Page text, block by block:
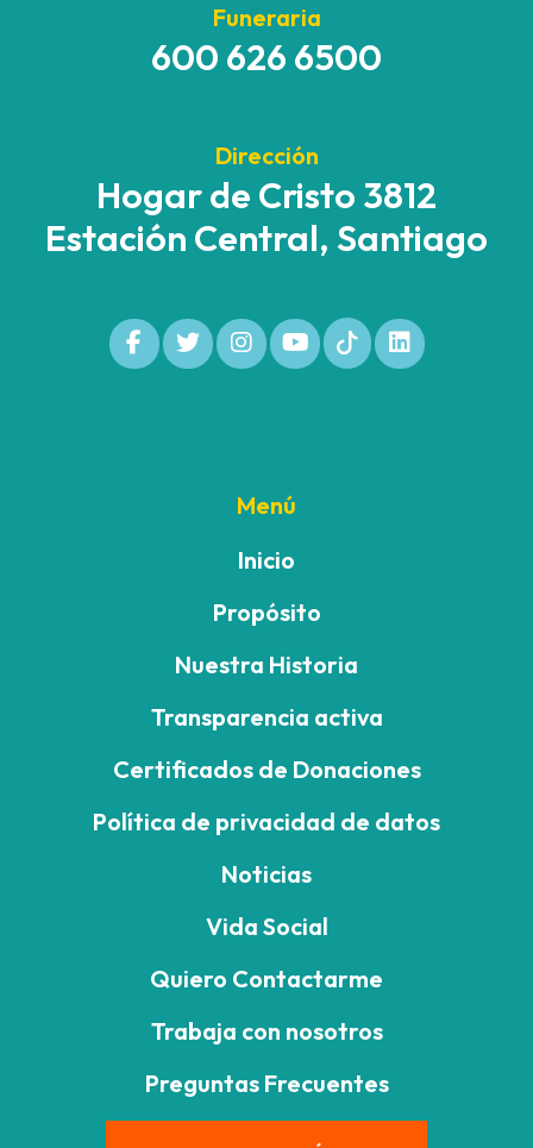
Funeraria
600 626 6500
Dirección
Hogar de Cristo 3812
Estación Central, Santiago
Menú
Inicio
Propósito
Nuestra Historia
Transparencia activa
Certificados de Donaciones
Política de privacidad de datos
Noticias
Vida Social
Quiero Contactarme
Trabaja con nosotros
Preguntas Frecuentes